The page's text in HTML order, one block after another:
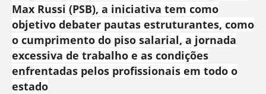
Max Russi (PSB), a iniciativa tem como
objetivo debater pautas estruturantes, como
o cumprimento do piso salarial, a jornada
excessiva de trabalho e as condições
enfrentadas pelos profissionais em todo o
estado